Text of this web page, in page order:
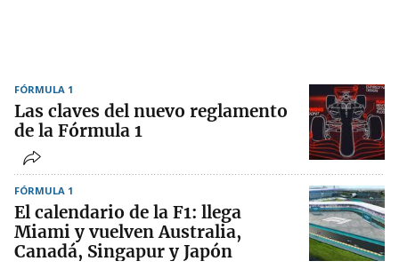
FÓRMULA 1
Las claves del nuevo reglamento
de la Fórmula 1
FÓRMULA 1
El calendario de la F1: llega
Miami y vuelven Australia,
Canadá, Singapur y Japón